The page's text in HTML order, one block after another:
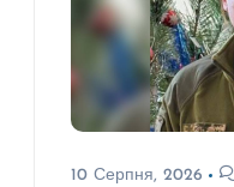
10 Серпня, 2026